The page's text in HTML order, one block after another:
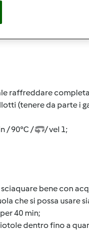
della
raffreddare
(tenere da parte i
/ 90°C /
/ vel 1;
bene con
che si possa usare
40 min;
dentro fino a